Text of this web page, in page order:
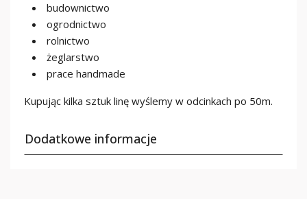
budownictwo
ogrodnictwo
rolnictwo
żeglarstwo
prace handmade
Kupując kilka sztuk linę wyślemy w odcinkach po 50m.
Dodatkowe informacje